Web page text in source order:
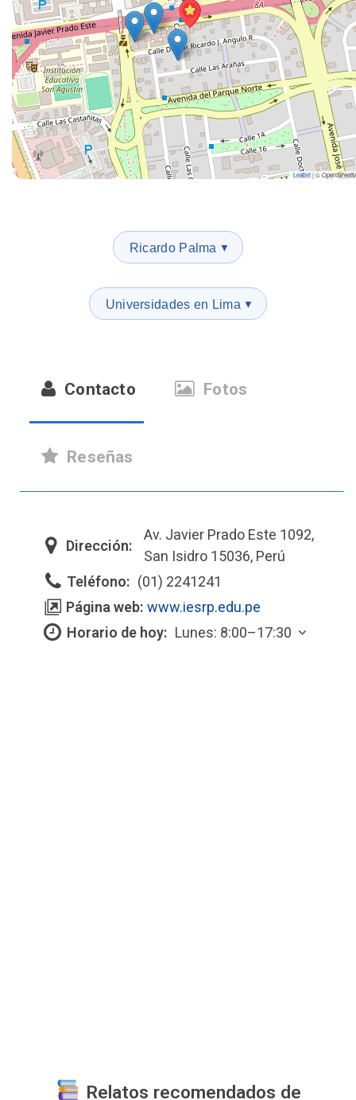
Leaflet|©
Ricardo Palma ▼
Universidades en Lima ▼
Contacto Fotos
Reseñas
Dirección:
Av. Javier Prado Este 1092,
San Isidro 15036, Perú
Teléfono: (01) 2241241
Página web: www.iesrp.edu.pe
Horario de hoy: Lunes: 8:00–17:30
Relatos recomendados de